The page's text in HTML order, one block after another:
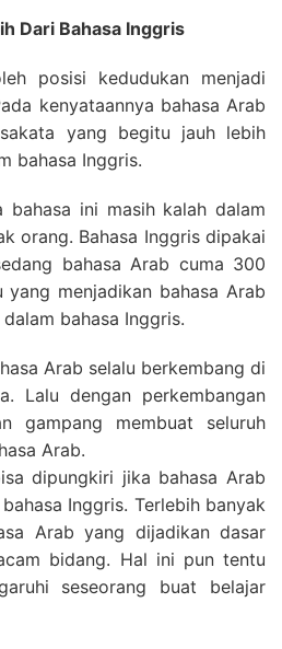
Dari Bahasa Inggris
posisi kedudukan menjadi
kenyataannya bahasa Arab
yang begitu jauh lebih
bahasa Inggris.
bahasa ini masih kalah dalam
orang. Bahasa Inggris dipakai
bahasa Arab cuma 300
menjadikan bahasa Arab
bahasa Inggris.
Arab selalu berkembang di
Lalu dengan perkembangan
gampang membuat seluruh
Arab.
dipungkiri jika bahasa Arab
Inggris. Terlebih banyak
Arab yang dijadikan dasar
bidang. Hal ini pun tentu
seseorang buat belajar